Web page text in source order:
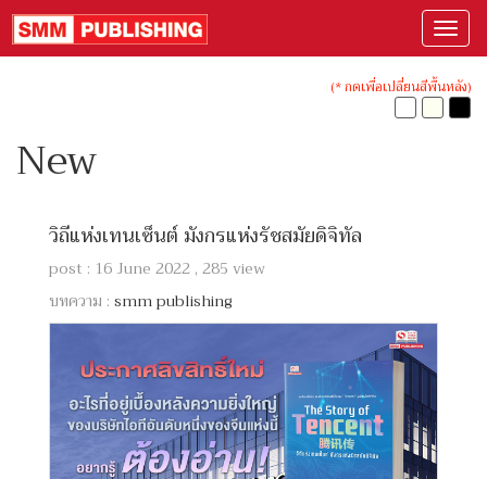
(* กดเพื่อเปลี่ยนสีพื้นหลัง)
New
วิถีแห่งเทนเซ็นต์ มังกรแห่งรัชสมัยดิจิทัล
post : 16 June 2022 , 285 view
บทความ : smm publishing